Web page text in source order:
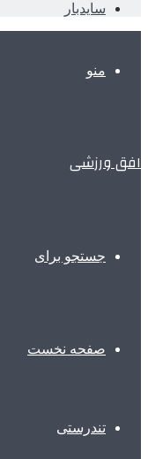
سایدبار
منو
افق ورزشی
جستجو برای
صفحه نخست
تندرستی